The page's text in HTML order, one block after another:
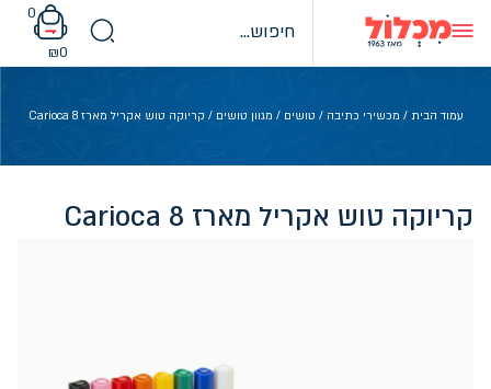
content
0
₪0
עמוד הבית / מכשירי כתיבה / טושים / מגוון טושים / קריוקה טוש אקריל מארז 8 Carioca
קריוקה טוש אקריל מארז 8 Carioca